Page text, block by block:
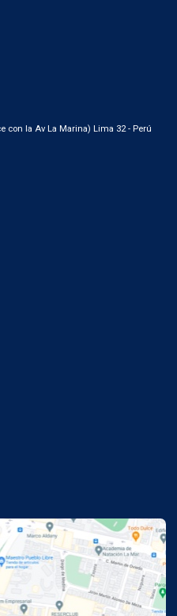
con la Av La Marina) Lima 32 - Perú